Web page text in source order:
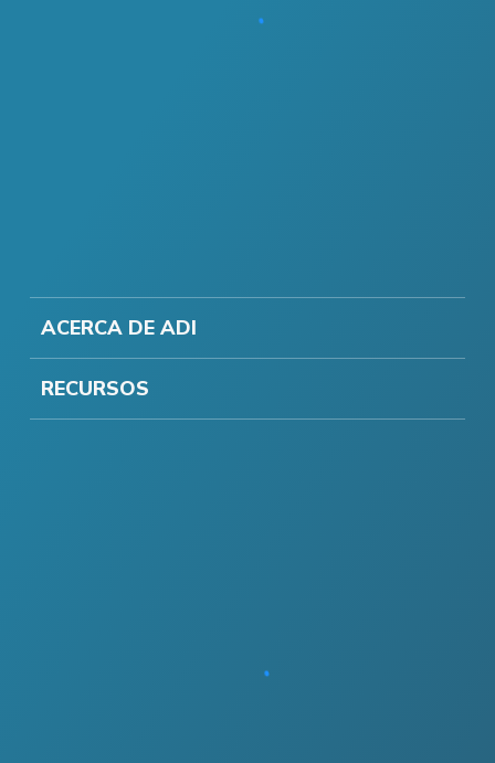
ACERCA DE ADI
RECURSOS